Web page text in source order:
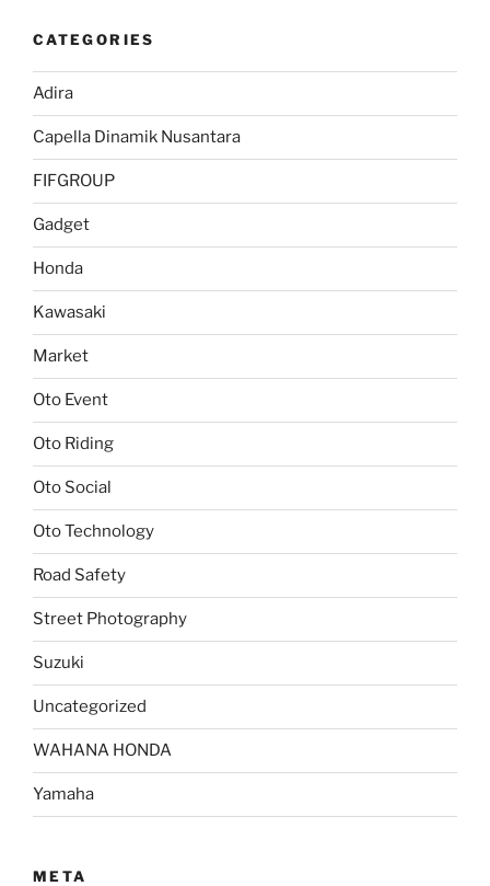
CATEGORIES
Adira
Capella Dinamik Nusantara
FIFGROUP
Gadget
Honda
Kawasaki
Market
Oto Event
Oto Riding
Oto Social
Oto Technology
Road Safety
Street Photography
Suzuki
Uncategorized
WAHANA HONDA
Yamaha
META